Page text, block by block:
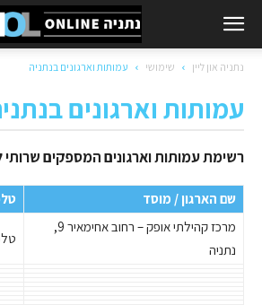
נתניה און ליין שימושי עמותות וארגונים בנתניה
עמותות וארגונים
רשימת עמותות וארגונים המספקים שרותי
שם הארגון / מוסד
מרכז קהילתי אופק – רחוב אחימאיר 9,
נתניה
טלפון: